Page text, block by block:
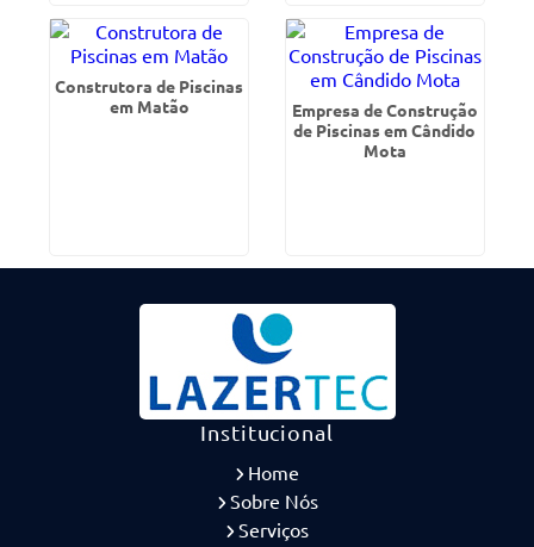
Construtora de Piscinas
em Matão
Empresa de Construção
de Piscinas em Cândido
Mota
Institucional
Home
Sobre Nós
Serviços